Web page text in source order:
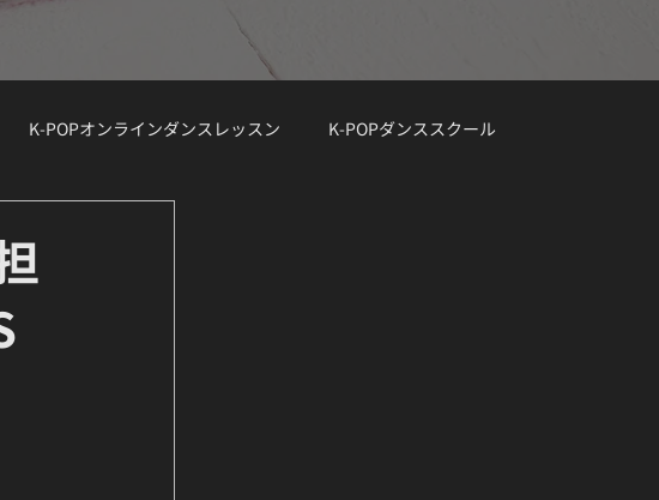
K-POPオンラインダンスレッスン K-POPダンススクール
カルクラス